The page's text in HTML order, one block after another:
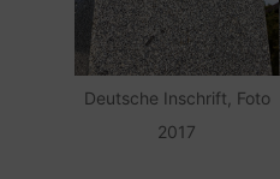
Deutsche Inschrift, Foto
2017